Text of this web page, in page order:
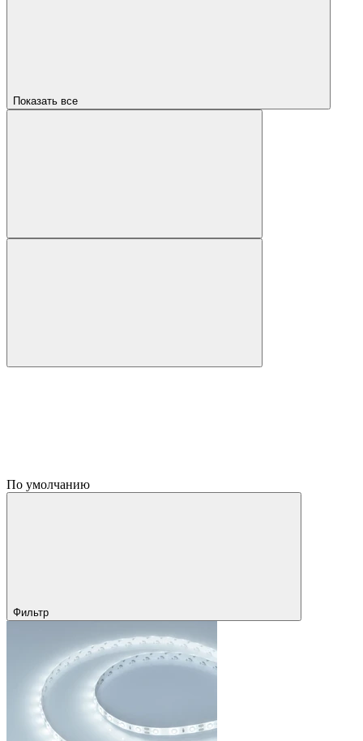
Показать все
По умолчанию
Фильтр